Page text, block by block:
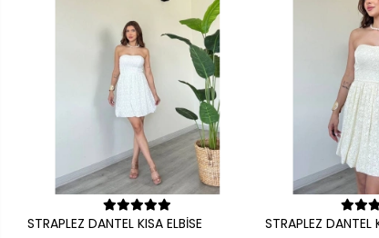
Sepete Ekle
STRAPLEZ DANTEL KISA ELBİSE STRAPLEZ DANTEL